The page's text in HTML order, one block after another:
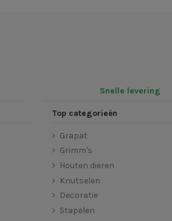
Snelle levering
Top categorieën
Grapat
Grimm's
Houten dieren
Knutselen
Decoratie
Stapelen